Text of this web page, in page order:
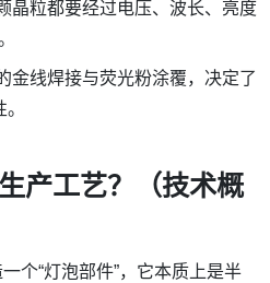
晶粒都要经过电压、波长、亮度
金线焊接与荧光粉涂覆，决定了
产工艺？（技术概
个“灯泡部件”，它本质上是半